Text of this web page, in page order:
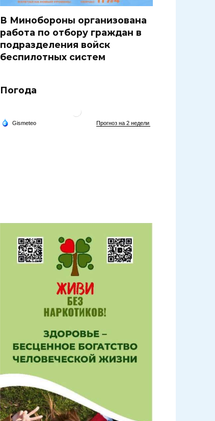
В Минобороны организована
работа по отбору граждан в
подразделения войск
беспилотных систем
Погода